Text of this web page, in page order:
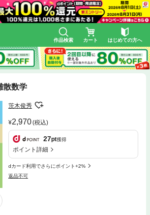
作品検索 カート はじめての方へ
散数学
茨木俊秀
2,970(税込)
27pt獲得
ポイント詳細
dカード利用でさらにポイント+2%
返品不可